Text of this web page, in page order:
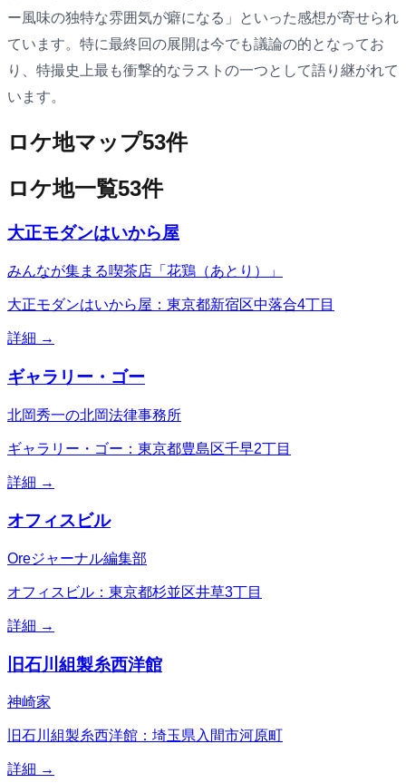
ー風味の独特な雰囲気が癖になる」といった感想が寄せられ
ています。特に最終回の展開は今でも議論の的となってお
り、特撮史上最も衝撃的なラストの一つとして語り継がれて
います。
ロケ地マップ53件
ロケ地一覧53件
大正モダンはいから屋
みんなが集まる喫茶店「花鶏（あとり）」
大正モダンはいから屋：東京都新宿区中落合4丁目
詳細 →
ギャラリー・ゴー
北岡秀一の北岡法律事務所
ギャラリー・ゴー：東京都豊島区千早2丁目
詳細 →
オフィスビル
Oreジャーナル編集部
オフィスビル：東京都杉並区井草3丁目
詳細 →
旧石川組製糸西洋館
神崎家
旧石川組製糸西洋館：埼玉県入間市河原町
詳細 →